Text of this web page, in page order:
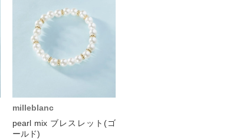
milleblanc
pearl mix ブレスレット(ゴ
ールド)